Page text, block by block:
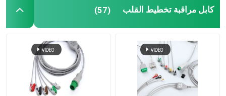
كابل مراقبة تخطيط القلب (57)